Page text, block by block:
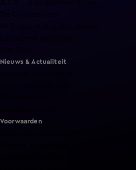
Nieuws & Actualiteit
Voorwaarden